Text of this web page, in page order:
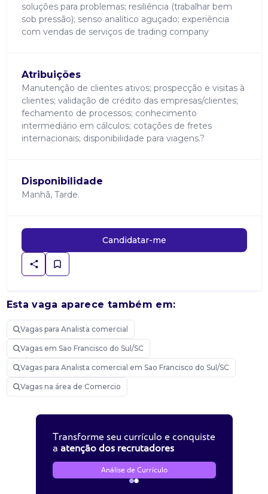
soluções para problemas; resiliência (trabalhar bem
sob pressão); senso analítico aguçado; experiência
com vendas de serviços de trading company
Atribuições
Manutenção de clientes ativos; prospecção e visitas à
clientes; validação de crédito das empresas/clientes;
fechamento de processos; conhecimento
intermediário em cálculos; cotações de fretes
internacionais; disponibilidade para viagens.?
Disponibilidade
Manhã, Tarde.
Candidatar-me
Esta vaga aparece também em:
Vagas para Analista comercial
Vagas em Sao Francisco do Sul/SC
Vagas para Analista comercial em Sao Francisco do Sul/SC
Vagas na área de Comercio
Transforme seu currículo e conquiste
a atenção dos recrutadores
Análise de Currículo